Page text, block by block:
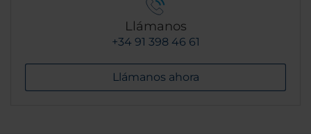
Llámanos
+34 91 398 46 61
Llámanos ahora